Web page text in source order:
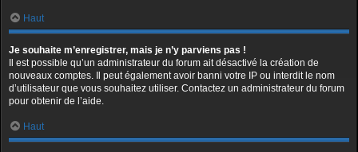
Haut
Je souhaite m’enregistrer, mais je n’y parviens pas !
Il est possible qu’un administrateur du forum ait désactivé la création de
nouveaux comptes. Il peut également avoir banni votre IP ou interdit le nom
d’utilisateur que vous souhaitez utiliser. Contactez un administrateur du forum
pour obtenir de l’aide.
Haut